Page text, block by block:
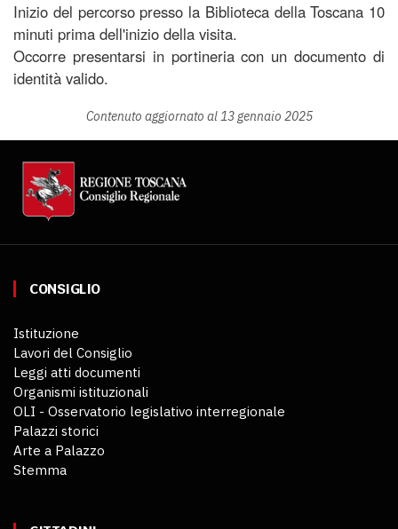
Inizio del percorso presso la Biblioteca della Toscana 10
minuti prima dell'inizio della visita.
Occorre presentarsi in portineria con un documento di
identità valido.
Contenuto aggiornato al 13 gennaio 2025
CONSIGLIO
Istituzione
Lavori del Consiglio
Leggi atti documenti
Organismi istituzionali
OLI - Osservatorio legislativo interregionale
Palazzi storici
Arte a Palazzo
Stemma